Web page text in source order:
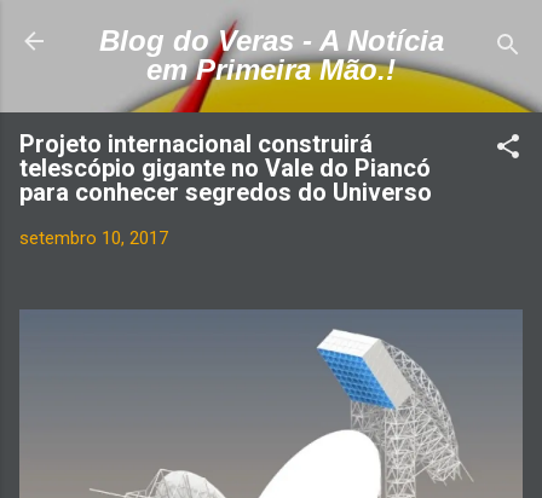
Pular para o conteúdo principal
Blog do Veras - A Notícia
em Primeira Mão.!
Projeto internacional construirá
telescópio gigante no Vale do Piancó
para conhecer segredos do Universo
setembro 10, 2017